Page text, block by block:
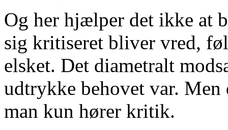
Og her hjælper det ikke at
sig kritiseret bliver vred,
elsket. Det diametralt
udtrykke behovet var.
man kun hører kritik.